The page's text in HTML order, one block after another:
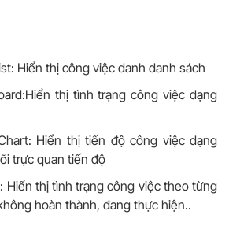
Hiển thị công việc danh danh sách
thị tình trạng công việc dạng
Hiển thị tiến độ công việc dạng
trực quan tiến độ
Hiển thị tình trạng công việc theo từng
hoàn thành, đang thực hiện..